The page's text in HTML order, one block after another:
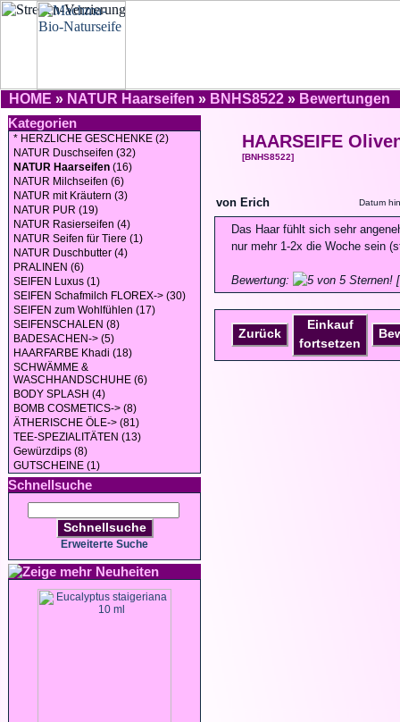
HOME » NATUR Haarseifen » BNHS8522 » Bewertungen
Kategorien
* HERZLICHE GESCHENKE (2)
NATUR Duschseifen (32)
NATUR Haarseifen (16)
NATUR Milchseifen (6)
NATUR mit Kräutern (3)
NATUR PUR (19)
NATUR Rasierseifen (4)
NATUR Seifen für Tiere (1)
NATUR Duschbutter (4)
PRALINEN (6)
SEIFEN Luxus (1)
SEIFEN Schafmilch FLOREX-> (30)
SEIFEN zum Wohlfühlen (17)
SEIFENSCHALEN (8)
BADESACHEN-> (5)
HAARFARBE Khadi (18)
SCHWÄMME &
WASCHHANDSCHUHE (6)
BODY SPLASH (4)
BOMB COSMETICS-> (8)
ÄTHERISCHE ÖLE-> (81)
TEE-SPEZIALITÄTEN (13)
Gewürzdips (8)
GUTSCHEINE (1)
Schnellsuche
Schnellsuche
Erweiterte Suche
Neuheiten
HAARSEIFE
[BNHS8522]
von Erich Datum
Das Haar fühlt sich sehr
nur mehr 1-2x die Woche sein
Bewertung:
Zurück
Einkauf
fortsetzen